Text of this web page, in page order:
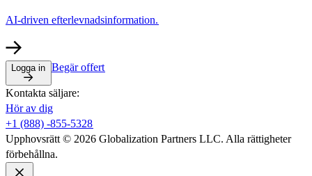
AI-driven efterlevnadsinformation.​​
Logga in​​ Begär offert​​
Kontakta säljare:​​
Hör av dig​​
+1 (888) -855-5328​​
Upphovsrätt © 2026 Globalization Partners LLC. Alla rättigheter
förbehållna.​​